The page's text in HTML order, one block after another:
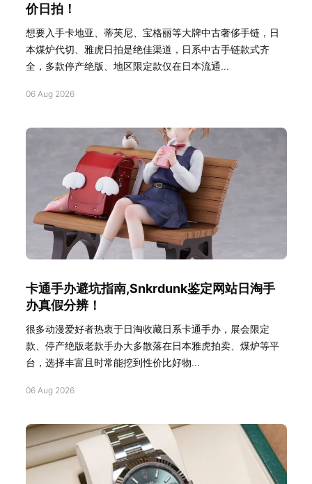
价日拍！
想要入手卡地亚、蒂芙尼、宝格丽等大牌中古奢侈手链，日
本煤炉代切、雅虎日拍是绝佳渠道，日系中古手链款式齐
全，多款停产绝版、地区限定款仅在日本流通...
06 Aug 2026
卡通手办避坑指南,Snkrdunk鉴定网站日淘手
办真假分辨！
很多动漫爱好者热衷于日淘收藏日系卡通手办，展会限定
款、停产绝版老款手办大多散落在日本雅虎拍卖、煤炉等平
台，选择丰富且时常能挖到性价比好物...
06 Aug 2026